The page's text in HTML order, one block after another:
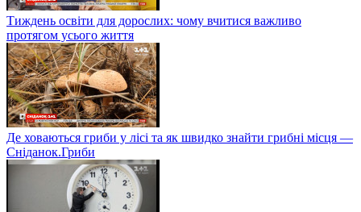
Тиждень освіти для дорослих: чому вчитися важливо
протягом усього життя
Де ховаються гриби у лісі та як швидко знайти грибні місця —
Сніданок.Гриби